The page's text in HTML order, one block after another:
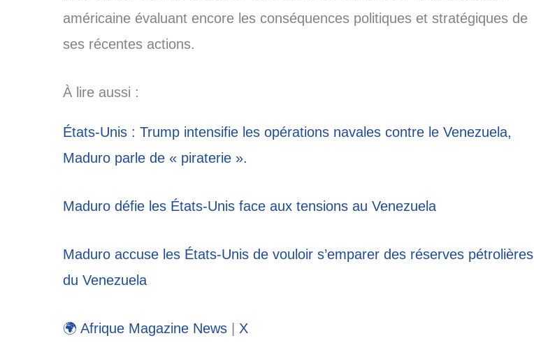
américaine évaluant encore les conséquences politiques et stratégiques de
ses récentes actions.
À lire aussi :
États-Unis : Trump intensifie les opérations navales contre le Venezuela,
Maduro parle de « piraterie ».
Maduro défie les États-Unis face aux tensions au Venezuela
Maduro accuse les États-Unis de vouloir s’emparer des réserves pétrolières
du Venezuela
🌍 Afrique Magazine News X